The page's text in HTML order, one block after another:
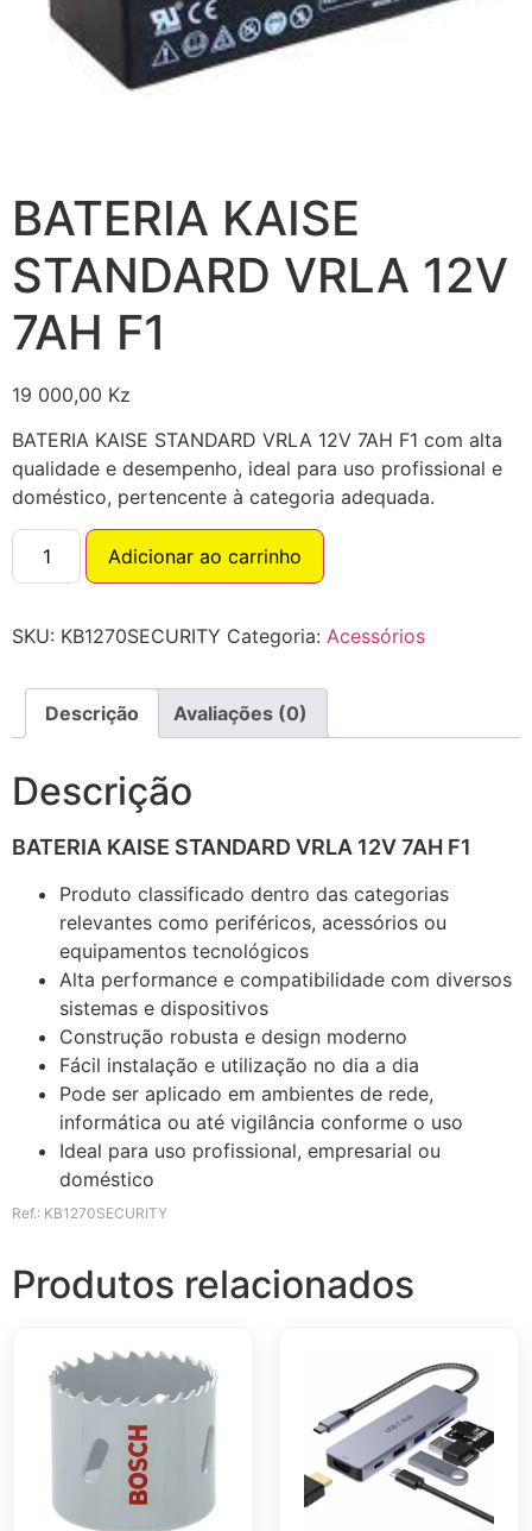
BATERIA KAISE
STANDARD VRLA 12V
7AH F1
19 000,00 Kz
BATERIA KAISE STANDARD VRLA 12V 7AH F1 com alta
qualidade e desempenho, ideal para uso profissional e
doméstico, pertencente à categoria adequada.
Adicionar ao carrinho
SKU: KB1270SECURITY Categoria: Acessórios
Descrição Avaliações (0)
Descrição
BATERIA KAISE STANDARD VRLA 12V 7AH F1
Produto classificado dentro das categorias
relevantes como periféricos, acessórios ou
equipamentos tecnológicos
Alta performance e compatibilidade com diversos
sistemas e dispositivos
Construção robusta e design moderno
Fácil instalação e utilização no dia a dia
Pode ser aplicado em ambientes de rede,
informática ou até vigilância conforme o uso
Ideal para uso profissional, empresarial ou
doméstico
Ref.: KB1270SECURITY
Produtos relacionados